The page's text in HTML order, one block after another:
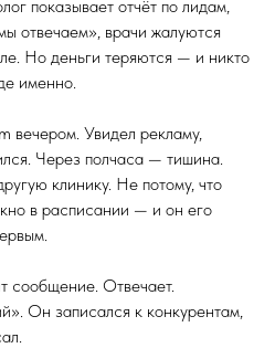
показывает отчёт по лидам,
отвечаем», врачи жалуются
Но деньги теряются — и никто
именно.
вечером. Увидел рекламу,
Через полчаса — тишина.
клинику. Не потому, что
в расписании — и он его
сообщение. Отвечает.
Он записался к конкурентам,